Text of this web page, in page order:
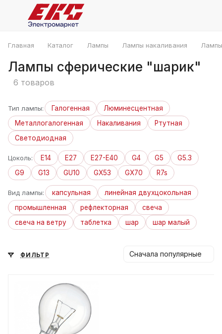
Главная Каталог Лампы Лампы накаливания
Лампы сферические "шарик"
6 товаров
Тип лампы: Галогенная
Люминесцентная
Металлогалогенная
Накаливания
Ртутная
Светодиодная
Цоколь: E14 E27 E27-E40 G4 G5
G5.3
G9
G13 GU10 GX53 GX70 R7s
Вид лампы: капсульная
линейная двухцокольная
промышленная
рефлекторная
свеча
свеча на ветру
таблетка шар шар малый
ФИЛЬТР Сначала популярные